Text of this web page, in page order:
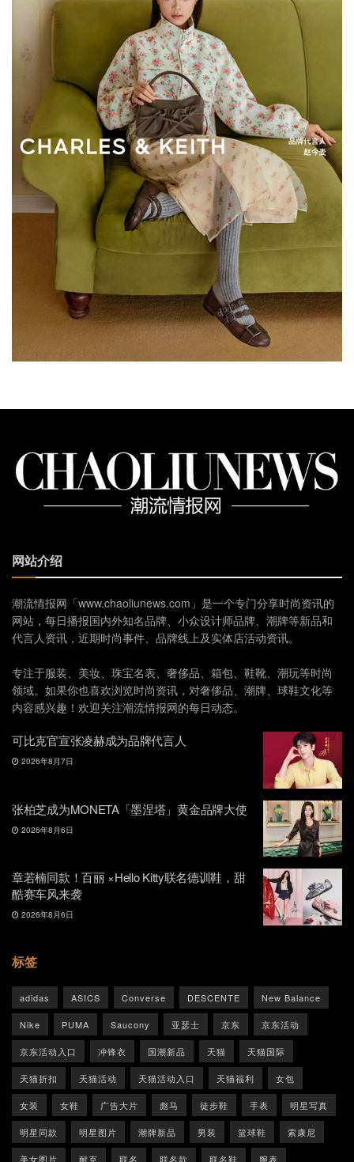
网站介绍
潮流情报网「www.chaoliunews.com」是一个专门分享时尚资讯的
网站，每日播报国内外知名品牌、小众设计师品牌、潮牌等新品和
代言人资讯，近期时尚事件、品牌线上及实体店活动资讯。
专注于服装、美妆、珠宝名表、奢侈品、箱包、鞋靴、潮玩等时尚
领域。如果你也喜欢浏览时尚资讯，对奢侈品、潮牌、球鞋文化等
内容感兴趣！欢迎关注潮流情报网的每日动态。
可比克官宣张凌赫成为品牌代言人
2026年8月7日
张柏芝成为MONETA「墨涅塔」黄金品牌大使
2026年8月6日
章若楠同款！百丽 ×Hello Kitty联名德训鞋，甜
酷赛车风来袭
2026年8月6日
标签
adidas ASICS Converse DESCENTE New Balance
Nike PUMA Saucony 亚瑟士 京东 京东活动
京东活动入口 冲锋衣 国潮新品 天猫 天猫国际
天猫折扣 天猫活动 天猫活动入口 天猫福利 女包
女装 女鞋 广告大片 彪马 徒步鞋 手表 明星写真
明星同款 明星图片 潮牌新品 男装 篮球鞋 索康尼
美女图片 耐克 联名 联名款 联名鞋 腕表